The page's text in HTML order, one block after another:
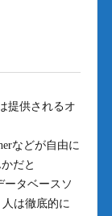
提供されるオ
などが自由に
だと
ータベースソ
人は徹底的に